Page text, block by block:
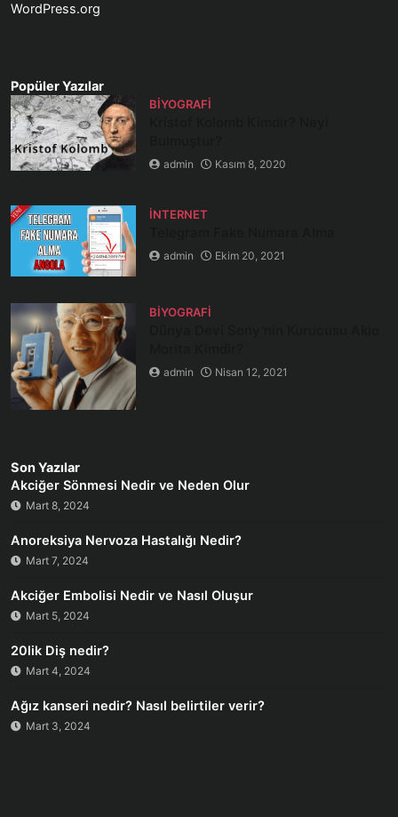
WordPress.org
Popüler Yazılar
BIYOGRAFI
admin Kasım 8, 2020
İNTERNET
admin Ekim 20, 2021
BIYOGRAFI
admin Nisan 12, 2021
Son Yazılar
Akciğer Sönmesi Nedir ve Neden Olur
Mart 8, 2024
Anoreksiya Nervoza Hastalığı Nedir?
Mart 7, 2024
Akciğer Embolisi Nedir ve Nasıl Oluşur
Mart 5, 2024
20lik Diş nedir?
Mart 4, 2024
Ağız kanseri nedir? Nasıl belirtiler verir?
Mart 3, 2024